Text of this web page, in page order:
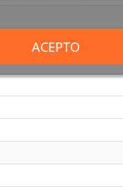
ACEPTO